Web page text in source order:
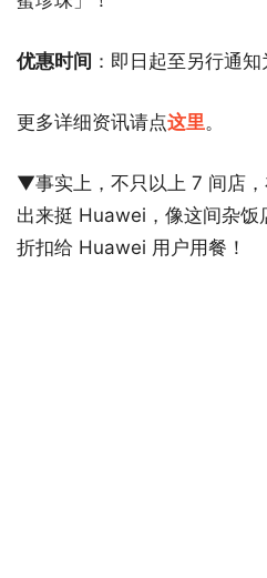
优惠时间 ：即日起至另行通知
更多详细资讯请点这里。
▼事实上，不只以上 7 间店
出来挺 Huawei，像这间杂饭
折扣给 Huawei 用户用餐！